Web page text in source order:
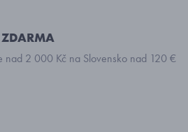
nad 2 000 Kč na Slovensko nad 120 €